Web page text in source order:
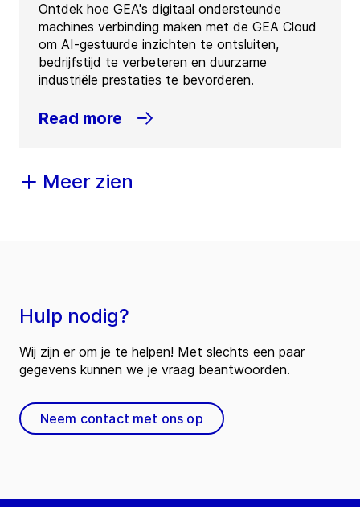
Ontdek hoe GEA's digitaal ondersteunde
machines verbinding maken met de GEA Cloud
om AI-gestuurde inzichten te ontsluiten,
bedrijfstijd te verbeteren en duurzame
industriële prestaties te bevorderen.
Read more
Meer zien
Hulp nodig?
Wij zijn er om je te helpen! Met slechts een paar
gegevens kunnen we je vraag beantwoorden.
Neem contact met ons op